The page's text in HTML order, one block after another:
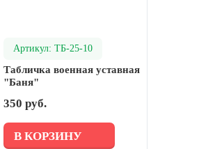
Артикул: ТБ-25-10
Табличка военная уставная
"Баня"
350 руб.
В КОРЗИНУ